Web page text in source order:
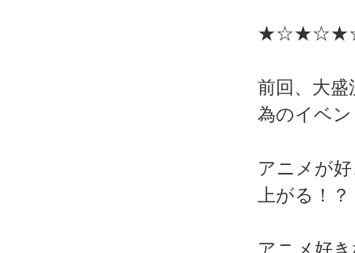
前回、大
為のイベ
アニメが
上がる！？